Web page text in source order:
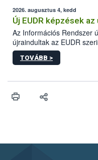
higiéniai szabályok
maradékok szakszerű
biztonsági Hivatal (Nébih)
biztonságos grillezés
2026. augusztus 4, kedd
Új EUDR képzések
Az Információs Rendszer
újraindultak az EUDR
képzések.
TOVÁBB >